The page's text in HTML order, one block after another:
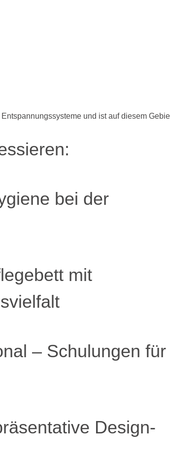
und ist auf diesem
bei der
mit
– Schulungen für
Design-